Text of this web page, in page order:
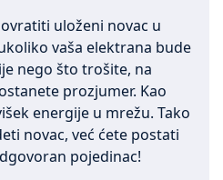
uloženi novac u
vaša elektrana bude
nego što trošite, na
prozjumer. Kao
energije u mrežu. Tako
novac, već ćete postati
pojedinac!